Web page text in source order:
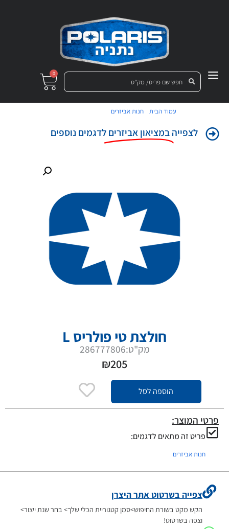
0
עמוד הבית חנות אביזרים
לצפייהבמציאון אביזרים לדגמים נוספים
חולצת טי פולריס L
מק"ט:286777806
₪205
הוספה לסל
פרטי המוצר:
פריט זה מתאים לדגמים:
חנות אביזרים
צפייה בשרטוט אתר היצרן
הקש מקט בשורת החיפוש>סמן קטגוריית הכלי שלך> בחר שנת ייצור>
וצפה בשרטוט!